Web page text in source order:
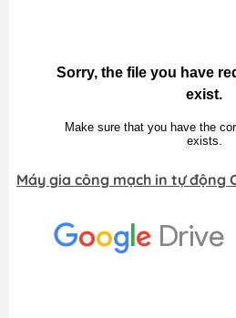
Máy gia công mạch in tự động